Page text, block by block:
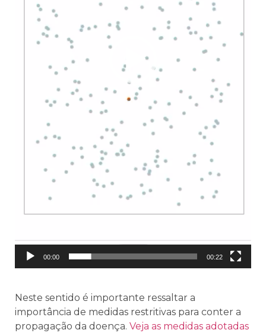
00:00 00:22
Neste sentido é importante ressaltar a
importância de medidas restritivas para conter a
propagação da doença. Veja as medidas adotadas